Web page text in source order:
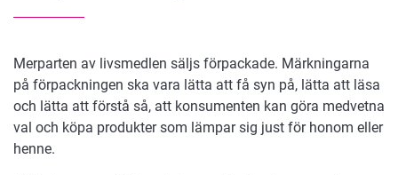
Merparten av livsmedlen säljs förpackade. Märkningarna
på förpackningen ska vara lätta att få syn på, lätta att läsa
och lätta att förstå så, att konsumenten kan göra medvetna
val och köpa produkter som lämpar sig just för honom eller
henne.